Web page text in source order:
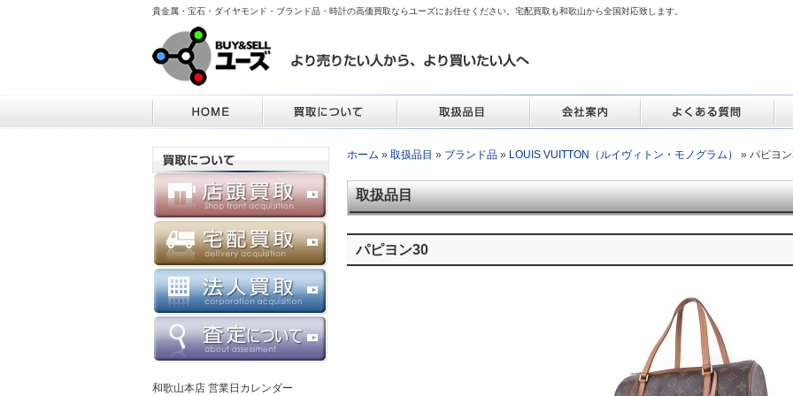
貴金属・宝石・ダイヤモンド・ブランド品・時計の高価買取ならユーズにお任せください。宅配買取も和歌山から全国対応致します。
ホーム » 取扱品目 » ブランド品 » LOUIS VUITTON（ルイヴィトン・モノグラム） » パピヨ
取扱品目
パピヨン30
和歌山本店 営業日カレンダー